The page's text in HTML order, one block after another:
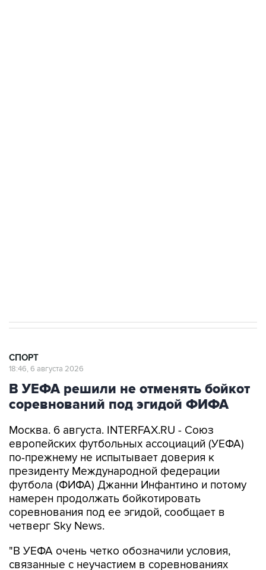
СПОРТ
18:46, 6 августа 2026
В УЕФА решили не отменять бойкот
соревнований под эгидой ФИФА
Москва. 6 августа. INTERFAX.RU - Союз
европейских футбольных ассоциаций (УЕФА)
по-прежнему не испытывает доверия к
президенту Международной федерации
футбола (ФИФА) Джанни Инфантино и потому
намерен продолжать бойкотировать
соревнования под ее эгидой, сообщает в
четверг Sky News.
"В УЕФА очень четко обозначили условия,
связанные с неучастием в соревнованиях